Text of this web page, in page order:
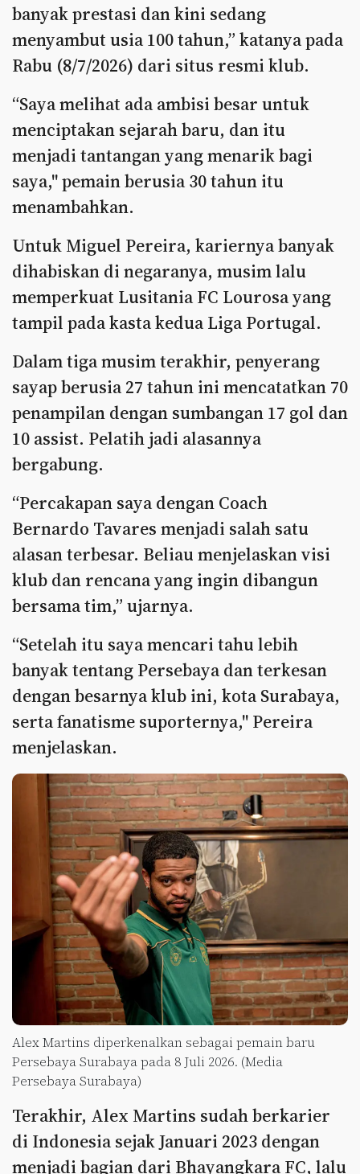
banyak prestasi dan kini sedang
menyambut usia 100 tahun,” katanya pada
Rabu (8/7/2026) dari situs resmi klub.
“Saya melihat ada ambisi besar untuk
menciptakan sejarah baru, dan itu
menjadi tantangan yang menarik bagi
saya," pemain berusia 30 tahun itu
menambahkan.
Untuk Miguel Pereira, kariernya banyak
dihabiskan di negaranya, musim lalu
memperkuat Lusitania FC Lourosa yang
tampil pada kasta kedua Liga Portugal.
Dalam tiga musim terakhir, penyerang
sayap berusia 27 tahun ini mencatatkan 70
penampilan dengan sumbangan 17 gol dan
10 assist. Pelatih jadi alasannya
bergabung.
“Percakapan saya dengan Coach
Bernardo Tavares menjadi salah satu
alasan terbesar. Beliau menjelaskan visi
klub dan rencana yang ingin dibangun
bersama tim,” ujarnya.
“Setelah itu saya mencari tahu lebih
banyak tentang Persebaya dan terkesan
dengan besarnya klub ini, kota Surabaya,
serta fanatisme suporternya," Pereira
menjelaskan.
Alex Martins diperkenalkan sebagai pemain baru
Persebaya Surabaya pada 8 Juli 2026. (Media
Persebaya Surabaya)
Terakhir, Alex Martins sudah berkarier
di Indonesia sejak Januari 2023 dengan
menjadi bagian dari Bhayangkara FC, lalu